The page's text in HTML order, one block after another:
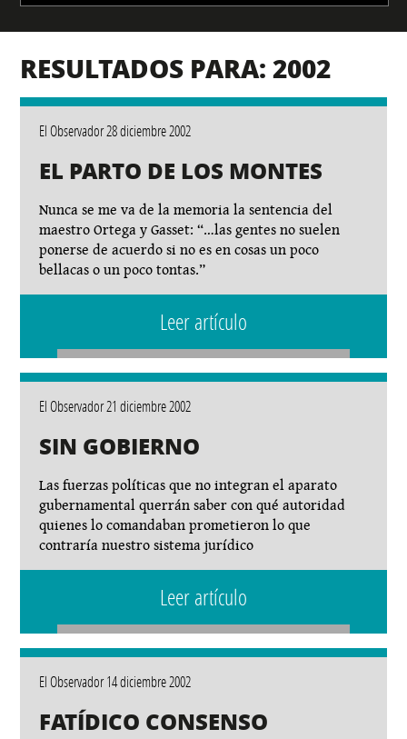
RESULTADOS PARA: 2002
El Observador 28 diciembre 2002
EL PARTO DE LOS MONTES
Nunca se me va de la memoria la sentencia del
maestro Ortega y Gasset: “…las gentes no suelen
ponerse de acuerdo si no es en cosas un poco
bellacas o un poco tontas.”
Leer artículo
El Observador 21 diciembre 2002
SIN GOBIERNO
Las fuerzas políticas que no integran el aparato
gubernamental querrán saber con qué autoridad
quienes lo comandaban prometieron lo que
contraría nuestro sistema jurídico
Leer artículo
El Observador 14 diciembre 2002
FATÍDICO CONSENSO